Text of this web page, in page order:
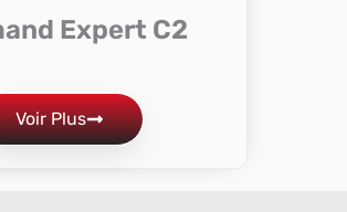
Expert C2
Voir Plus